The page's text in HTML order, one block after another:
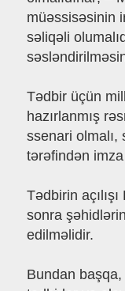
müəssisəsinin
səliqəli
Tədbir üçün
hazırlanmış
ssenari olmalı,
tərəfindən
Tədbirin
sonra
edilməlidir.
Bundan